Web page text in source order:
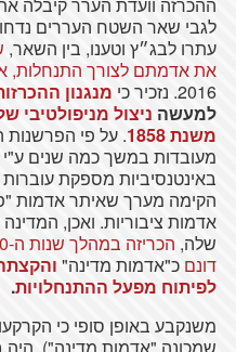
לגבי שאר השטח העררים
עתרו לבג״ץ וטענו, בין השאר,
את אדמתם לצורך התנחלות,
2016. נזכיר כי
מנגנון
למעשה ניצול מניפולטיבי
משנת 1858
. על פי הפרשנות
מעובדות במשך כמה שנים ע"י
באינטנסיביות מספקת
הקימה מערך שאיתר אדמות
אדמות ציבוריות. ואכן,
שלה,
דונם כ"אדמות מדינה"
לפיתוח מפעל ההתנחלויות.
משנקבע באופן סופי כי
שמכונה "אדמות מדינה"), היה